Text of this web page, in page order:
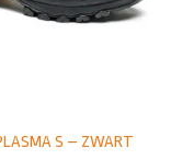
S – ZWART